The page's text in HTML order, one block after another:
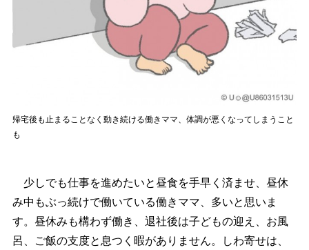
帰宅後も止まることなく動き続ける働きママ、体調が悪くなってしまうこと
も
少しでも仕事を進めたいと昼食を手早く済ませ、昼休
み中もぶっ続けで働いている働きママ、多いと思いま
す。昼休みも構わず働き、退社後は子どもの迎え、お風
呂、ご飯の支度と息つく暇がありません。しわ寄せは、